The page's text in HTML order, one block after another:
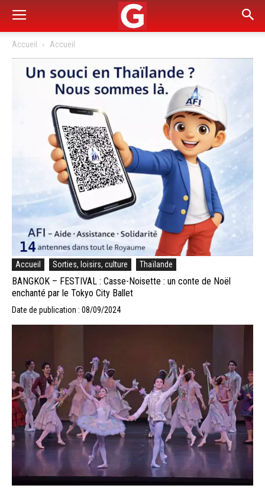
Accueil Accueil
Accueil Sorties, loisirs, culture Thaïlande
BANGKOK – FESTIVAL : Casse-Noisette : un conte de Noël
enchanté par le Tokyo City Ballet
Date de publication : 08/09/2024